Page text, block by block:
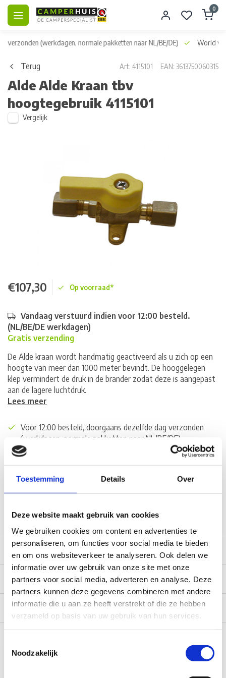
Toestemming Details Over
Deze website maakt gebruik van cookies
We gebruiken cookies om content en advertenties te
personaliseren, om functies voor social media te bieden
en om ons websiteverkeer te analyseren. Ook delen we
informatie over uw gebruik van onze site met onze
partners voor social media, adverteren en analyse. Deze
partners kunnen deze gegevens combineren met andere
informatie die u aan ze heeft verstrekt of die ze hebben
verzameld op basis van uw gebruik van hun services.
Noodzakelijk
0
verzonden (werkdagen, normale pakketten naar NL/BE/DE) World
Terug Art: 4115101 EAN: 3613750060315
AldeAlde Kraan tbv
hoogtegebruik 4115101
Vergelijk
€107,30 Op voorraad*
Vandaag verstuurd indien voor 12:00 besteld.
(NL/BE/DE werkdagen)
Gratis verzending
De Alde kraan wordt handmatig geactiveerd als u zich op een
hoogte van meer dan 1000 meter bevindt. De hooggelegen
klep vermindert de druk in de brander zodat deze is aangepast
aan de lagere luchtdruk.
Lees meer
Voor 12:00 besteld, doorgaans dezelfde dag verzonden
(werkdagen, normale pakketten naar NL/BE/DE)
World wide shipping (normal size and weight packages)
Gratis verzending vanaf € 100,- naar NL en BE
*Zeer grote magazijnvoorraad direct beschikbaar voor
verzending. Een deel van de artikelen op voorraad in de
service@camperhuis.nl
Beschrijving
Specificaties
Reviews 0/10
Recent bekeken